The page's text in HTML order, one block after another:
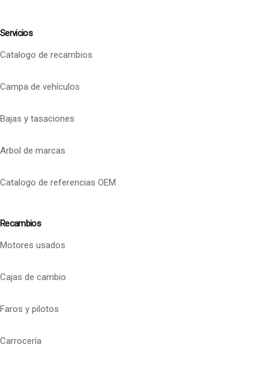
Servicios
Catalogo de recambios
Campa de vehículos
Bajas y tasaciones
Arbol de marcas
Catalogo de referencias OEM
Recambios
Motores usados
Cajas de cambio
Faros y pilotos
Carrocería